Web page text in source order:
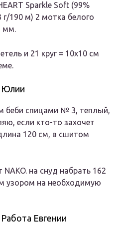
Sparkle Soft (99%
г/190 м) 2 мотка белого
мм.
и 21 круг = 10х10 см
Юлии
беби спицами № 3, теплый,
если кто-то захочет
120 см, в сшитом
на снуд набрать 162
узором на необходимую
Евгении